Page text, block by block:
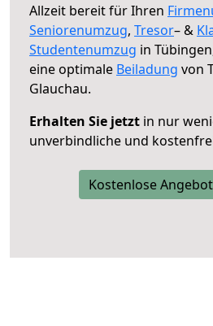
Allzeit bereit für Ihren
Seniorenumzug, Tresor– &
Studentenumzug in
eine optimale Beiladung von
Glauchau.
Erhalten Sie jetzt in nur
unverbindliche und
Kostenlose